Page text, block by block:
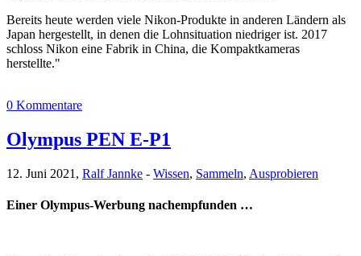
Bereits heute werden viele Nikon-Produkte in anderen Ländern als
Japan hergestellt, in denen die Lohnsituation niedriger ist. 2017
schloss Nikon eine Fabrik in China, die Kompaktkameras
herstellte."
0 Kommentare
Olympus PEN E-P1
12. Juni 2021, Ralf Jannke - Wissen, Sammeln, Ausprobieren
Einer Olympus-Werbung nachempfunden …